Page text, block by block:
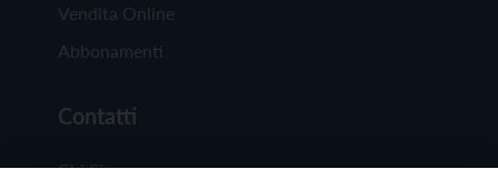
Vendita Online
Abbonamenti
Contatti
Chi Siamo